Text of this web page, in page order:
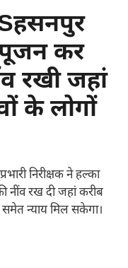
कर
रखी जहां
के लोगों
निरीक्षक ने हल्का
नींव रख दी जहां करीब
समेत न्याय मिल सकेगा।